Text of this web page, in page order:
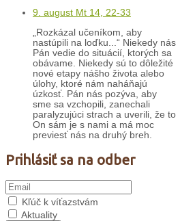
9. august Mt 14, 22-33
„Rozkázal učeníkom, aby
nastúpili na loďku...“ Niekedy nás
Pán vedie do situácií, ktorých sa
obávame. Niekedy sú to dôležité
nové etapy nášho života alebo
úlohy, ktoré nám naháňajú
úzkosť. Pán nás pozýva, aby
sme sa vzchopili, zanechali
paralyzujúci strach a uverili, že to
On sám je s nami a má moc
previesť nás na druhý breh.
Prihlásiť sa na odber
Kľúč k víťazstvám
Aktuality